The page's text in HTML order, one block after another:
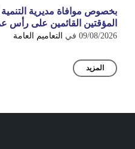
بخصوص موافاة مديرية التنمية
المؤقتين القائمين على رأس
09/08/2026 في التعاميم العامة
المزيد